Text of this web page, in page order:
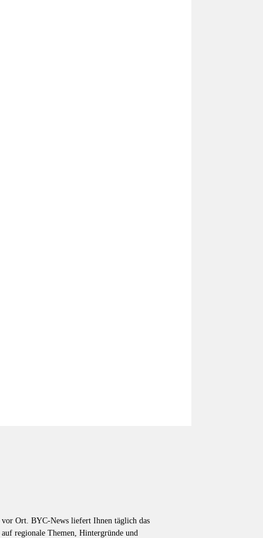
Ort. BYC-News liefert Ihnen täglich das
regionale Themen, Hintergründe und